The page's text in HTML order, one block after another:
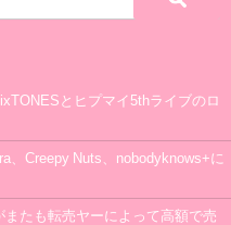
とヒプマイ5thライブのロ
、Creepy Nuts、nobodyknows+に
たも転売ヤーによって高額で売